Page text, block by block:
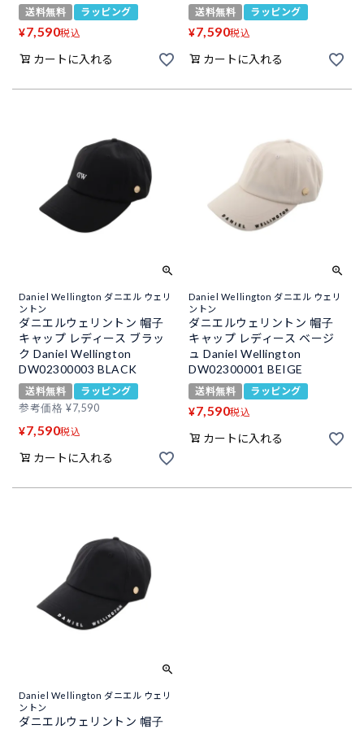
送料無料 ラッピング
¥7,590税込
カートに入れる
送料無料 ラッピング
¥7,590税込
カートに入れる
Daniel Wellington ダニエル ウェリ
ントン
ダニエルウェリントン 帽子
キャップ レディース ブラッ
ク Daniel Wellington
DW02300003 BLACK
送料無料
ラッピング
参考価格 ¥7,590
¥7,590税込
カートに入れる
Daniel Wellington ダニエル ウェリ
ントン
ダニエルウェリントン 帽子
キャップ レディース ベージ
ュ Daniel Wellington
DW02300001 BEIGE
送料無料 ラッピング
¥7,590税込
カートに入れる
Daniel Wellington ダニエル ウェリ
ントン
ダニエルウェリントン 帽子